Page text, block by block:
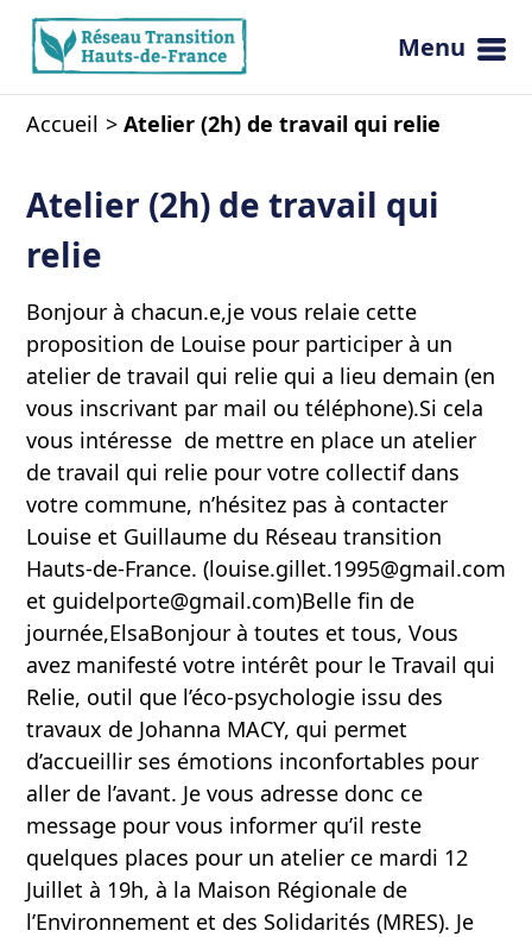
Ouvrir
Menu
Accueil Atelier (2h) de travail qui relie
Atelier (2h) de travail qui
relie
Bonjour à chacun.e,je vous relaie cette
proposition de Louise pour participer à un
atelier de travail qui relie qui a lieu demain (en
vous inscrivant par mail ou téléphone).Si cela
vous intéresse de mettre en place un atelier
de travail qui relie pour votre collectif dans
votre commune, n’hésitez pas à contacter
Louise et Guillaume du Réseau transition
Hauts-de-France. (louise.gillet.1995@gmail.com
et guidelporte@gmail.com)Belle fin de
journée,ElsaBonjour à toutes et tous, Vous
avez manifesté votre intérêt pour le Travail qui
Relie, outil que l’éco-psychologie issu des
travaux de Johanna MACY, qui permet
d’accueillir ses émotions inconfortables pour
aller de l’avant. Je vous adresse donc ce
message pour vous informer qu’il reste
quelques places pour un atelier ce mardi 12
Juillet à 19h, à la Maison Régionale de
l’Environnement et des Solidarités (MRES). Je